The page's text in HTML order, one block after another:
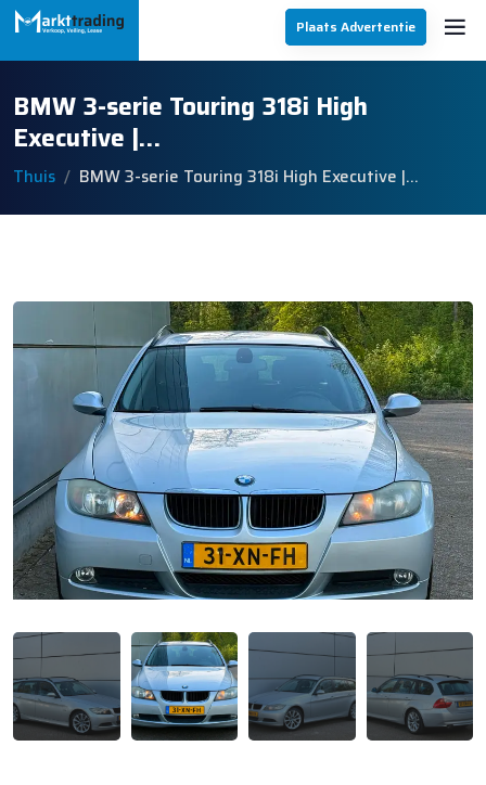
Plaats Advertentie
BMW 3-serie Touring 318i High
Executive |…
Thuis BMW 3-serie Touring 318i High Executive |…